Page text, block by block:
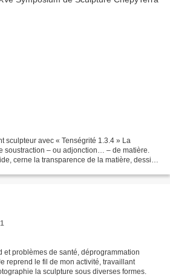
sculpteur avec « Tenségrité 1.3.4 » La
soustraction – ou adjonction… – de matière.
cerne la transparence de la matière, dessine
et problèmes de santé, déprogrammation
reprend le fil de mon activité, travaillant
la sculpture sous diverses formes.